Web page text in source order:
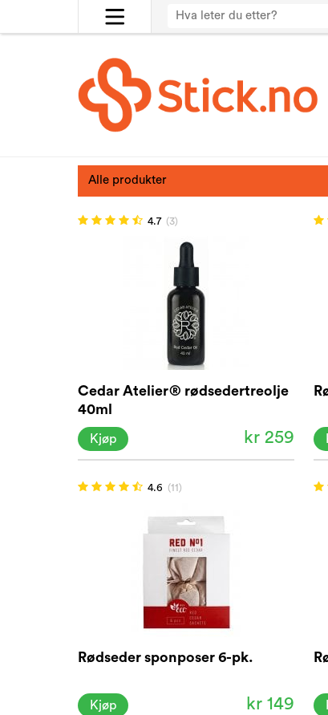
Alle produkter
4.7 (3)
Cedar Atelier® rødsedertreolje
40ml
kr 259
Kjøp
4.6 (11)
Rødseder sponposer 6-pk.
kr 149
Kjøp